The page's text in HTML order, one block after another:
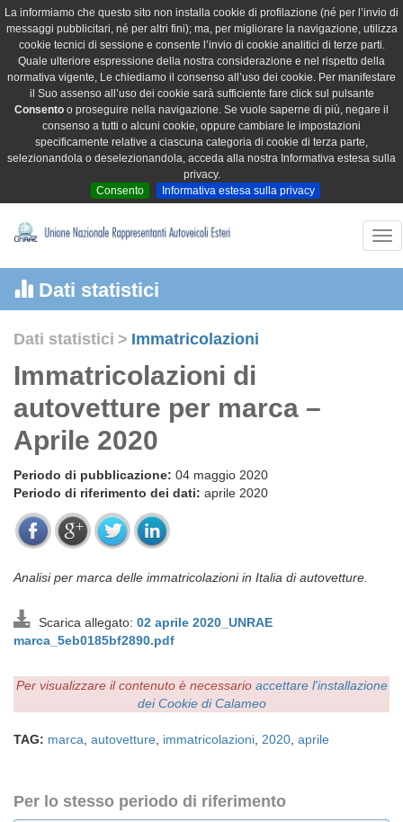
La informiamo che questo sito non installa cookie di profilazione (né per l’invio di
messaggi pubblicitari, né per altri fini); ma, per migliorare la navigazione, utilizza
cookie tecnici di sessione e consente l’invio di cookie analitici di terze parti.
Quale ulteriore espressione della nostra considerazione e nel rispetto della
normativa vigente, Le chiediamo il consenso all’uso dei cookie. Per manifestare
il Suo assenso all’uso dei cookie sarà sufficiente fare click sul pulsante
Consento o proseguire nella navigazione. Se vuole saperne di più, negare il
consenso a tutti o alcuni cookie, oppure cambiare le impostazioni
specificamente relative a ciascuna categoria di cookie di terza parte,
selezionandola o deselezionandola, acceda alla nostra Informativa estesa sulla
privacy.
Consento
Informativa estesa sulla privacy
Dati statistici
Dati statistici > Immatricolazioni
Immatricolazioni di
autovetture per marca –
Aprile 2020
Periodo di pubblicazione: 04 maggio 2020
Periodo di riferimento dei dati: aprile 2020
Analisi per marca delle immatricolazioni in Italia di autovetture.
Scarica allegato: 02 aprile 2020_UNRAE
marca_5eb0185bf2890.pdf
Per visualizzare il contenuto è necessario accettare l'installazione
dei Cookie di Calameo
TAG: marca autovetture immatricolazioni 2020 aprile
Per lo stesso periodo di riferimento